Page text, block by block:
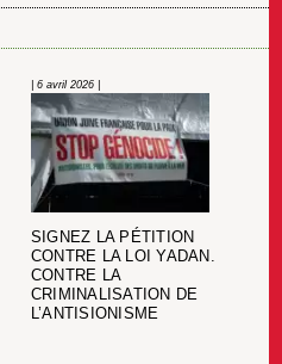
| 6 avril 2026 |
SIGNEZ LA PÉTITION
CONTRE LA LOI YADAN.
CONTRE LA
CRIMINALISATION DE
L’ANTISIONISME